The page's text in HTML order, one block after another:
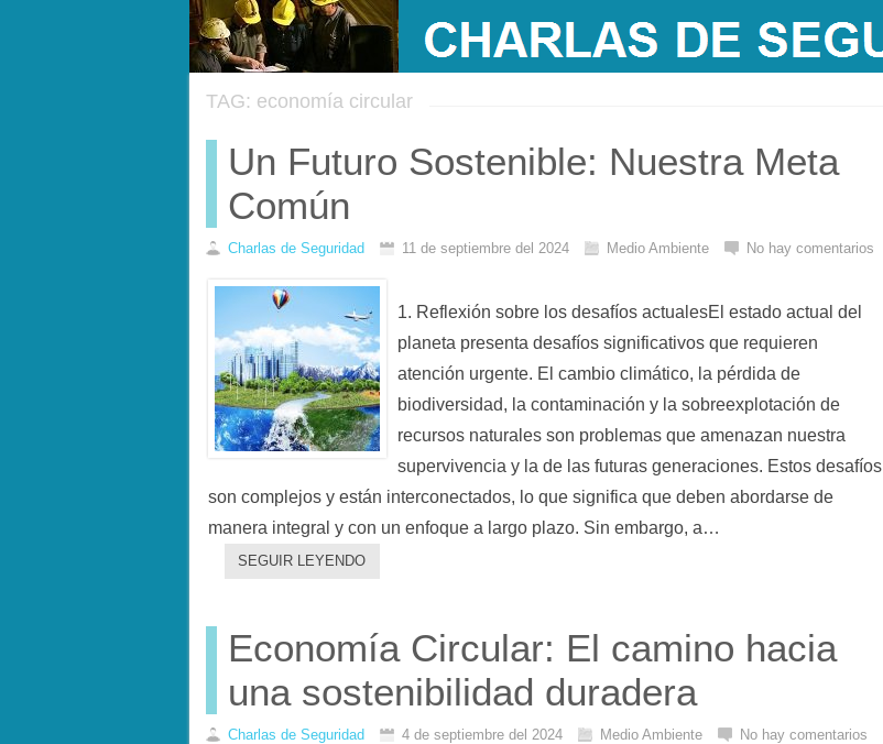
TAG: economía circular
Un Futuro Sostenible: Nuestra Meta
Común
Charlas de Seguridad 11 de septiembre del 2024 Medio Ambiente No hay comentarios
1. Reflexión sobre los desafíos actualesEl estado actual del
planeta presenta desafíos significativos que requieren
atención urgente. El cambio climático, la pérdida de
biodiversidad, la contaminación y la sobreexplotación de
recursos naturales son problemas que amenazan nuestra
supervivencia y la de las futuras generaciones. Estos desafíos
son complejos y están interconectados, lo que significa que deben abordarse de
manera integral y con un enfoque a largo plazo. Sin embargo, a…
SEGUIR LEYENDO
Economía Circular: El camino hacia
una sostenibilidad duradera
Charlas de Seguridad 4 de septiembre del 2024 Medio Ambiente No hay comentarios